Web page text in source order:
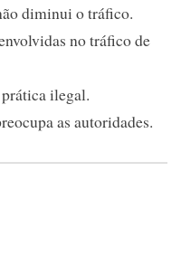
diminui o tráfico.
no tráfico de
ilegal.
as autoridades.